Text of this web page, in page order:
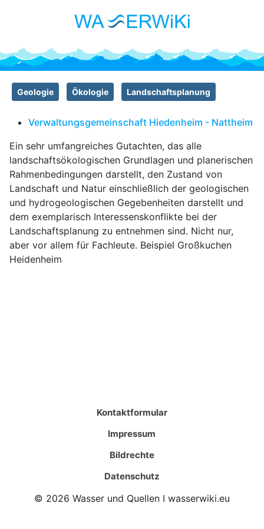
Geologie Ökologie Landschaftsplanung
Verwaltungsgemeinschaft Hiedenheim - Nattheim
Ein sehr umfangreiches Gutachten, das alle
landschaftsökologischen Grundlagen und planerischen
Rahmenbedingungen darstellt, den Zustand von
Landschaft und Natur einschließlich der geologischen
und hydrogeologischen Gegebenheiten darstellt und
dem exemplarisch Interessenskonflikte bei der
Landschaftsplanung zu entnehmen sind. Nicht nur,
aber vor allem für Fachleute. Beispiel Großkuchen
Heidenheim
Kontaktformular
Impressum
Bildrechte
Datenschutz
© 2026 Wasser und Quellen I wasserwiki.eu